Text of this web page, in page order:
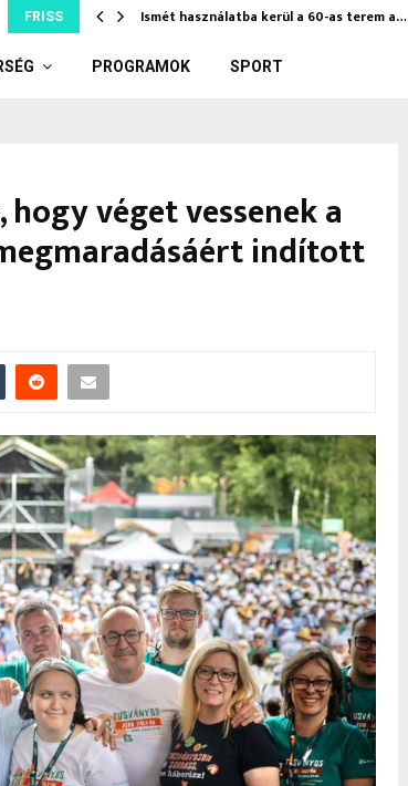
FRISS Ismét használatba kerül a 60-as terem a…
PROGRAMOK SPORT
véget vessenek a
indított